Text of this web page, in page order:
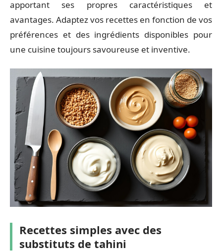
apportant ses propres caractéristiques et
avantages. Adaptez vos recettes en fonction de vos
préférences et des ingrédients disponibles pour
une cuisine toujours savoureuse et inventive.
Recettes simples avec des
substituts de tahini